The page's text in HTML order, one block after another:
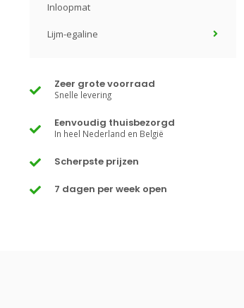
Inloopmat
Lijm-egaline
Zeer grote voorraad
Snelle levering
Eenvoudig thuisbezorgd
In heel Nederland en België
Scherpste prijzen
7 dagen per week open